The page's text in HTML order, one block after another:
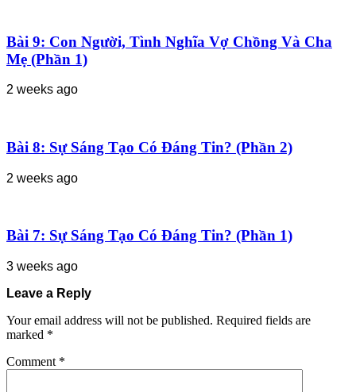
Bài 9: Con Người, Tình Nghĩa Vợ Chồng Và Cha
Mẹ (Phần 1)
2 weeks ago
Bài 8: Sự Sáng Tạo Có Đáng Tin? (Phần 2)
2 weeks ago
Bài 7: Sự Sáng Tạo Có Đáng Tin? (Phần 1)
3 weeks ago
Leave a Reply
Your email address will not be published. Required fields are
marked *
Comment *